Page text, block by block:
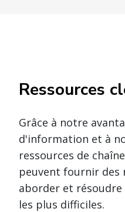
Ressources
Grâce à notre
d'information et à
ressources de
peuvent fournir des
aborder et
les plus difficiles.